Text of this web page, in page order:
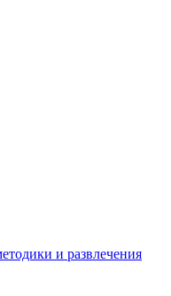
и развлечения